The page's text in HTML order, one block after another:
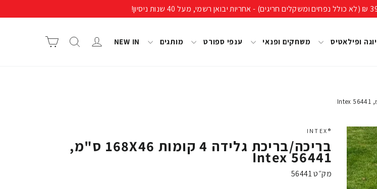
יוגה ופילאטיס משחקים ופנאי ענפי ספורט מותגים NEW IN התחבר/י חיפוש
®INTEX
בריכה/בריכת גלידה 4 קומות 168X46 ס"מ,
56441 Intex
מק״ט56441